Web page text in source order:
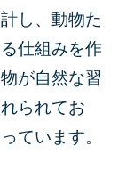
し、動物た
仕組みを作
が自然な習
られてお
ています。